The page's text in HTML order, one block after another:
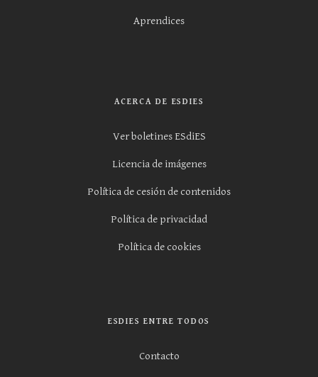
Aprendices
ACERCA DE ESDIES
Ver boletines ESdiES
Licencia de imágenes
Política de cesión de contenidos
Política de privacidad
Política de cookies
ESDIES ENTRE TODOS
Contacto